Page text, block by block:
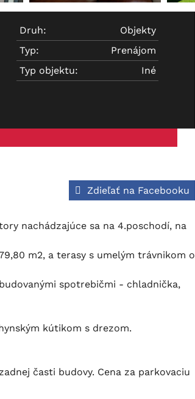
Druh:
Objekty
Typ:
Prenájom
Typ objektu:
Iné
Zdieľať na Facebooku
nachádzajúce sa na 4.poschodí, na
m2, a terasy s umelým trávnikom o
spotrebičmi - chladnička,
kútikom s drezom.
časti budovy. Cena za parkovaciu